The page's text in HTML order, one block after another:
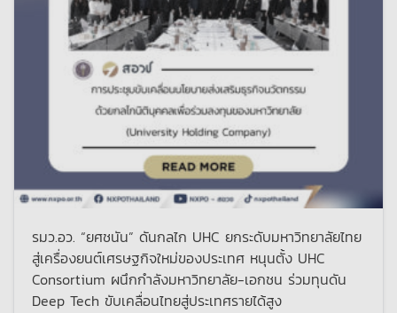
รมว.อว. “ยศชนัน” ดันกลไก UHC ยกระดับมหาวิทยาลัยไทย
สู่เครื่องยนต์เศรษฐกิจใหม่ของประเทศ หนุนตั้ง UHC
Consortium ผนึกกำลังมหาวิทยาลัย-เอกชน ร่วมทุนดัน
Deep Tech ขับเคลื่อนไทยสู่ประเทศรายได้สูง